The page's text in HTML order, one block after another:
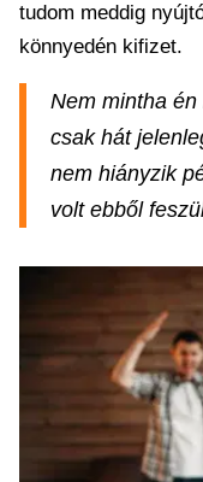
tudom meddig
könnyedén kifizet.
Nem mintha
csak hát
nem hiányzik
volt ebből